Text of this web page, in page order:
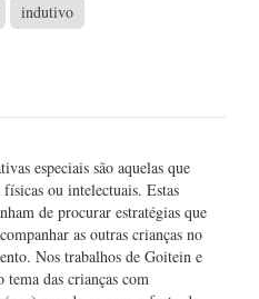
indutivo
especiais são aquelas que
ou intelectuais. Estas
de procurar estratégias que
as outras crianças no
Nos trabalhos de Goitein e
das crianças com